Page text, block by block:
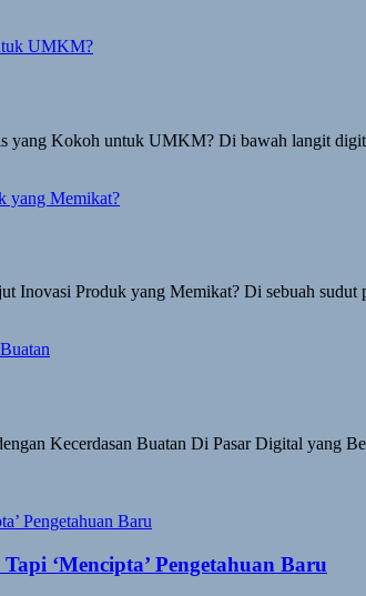
Kokoh untuk UMKM? Di bawah langit
Produk yang Memikat? Di sebuah sudut
Kecerdasan Buatan Di Pasar Digital yang
‘Mencipta’ Pengetahuan Baru